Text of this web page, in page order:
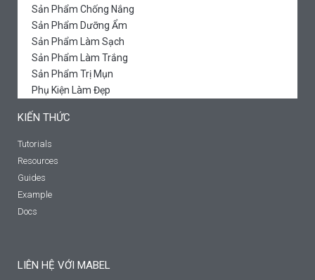
Sản Phẩm Chống Nắng
Sản Phẩm Dưỡng Ẩm
Sản Phẩm Làm Sạch
Sản Phẩm Làm Trắng
Sản Phẩm Trị Mụn
Phụ Kiện Làm Đẹp
KIẾN THỨC
Tutorials
Resources
Guides
Example
Docs
LIÊN HỆ VỚI MABEL